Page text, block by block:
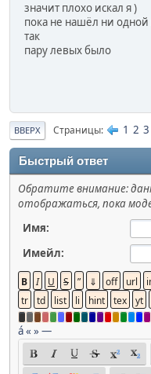
значит плохо искал я )
пока не нашёл ни одной
так
пару левых было
ВВЕРХ Страницы 1 2 3
Быстрый ответ
Обратите внимание:
отображаться, пока
Имя:
Имейл:
á« »—